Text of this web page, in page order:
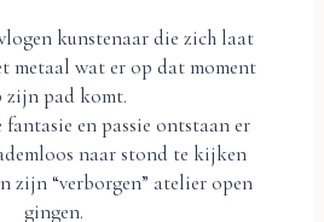
kunstenaar die zich laat
metaal wat er op dat moment
zijn pad komt.
en passie ontstaan er
naar stond te kijken
zijn “verborgen” atelier open
gingen.